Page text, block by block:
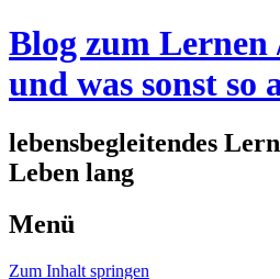
Blog zum
und was sonst so
lebensbegleitendes
Leben lang
Menü
Zum Inhalt springen